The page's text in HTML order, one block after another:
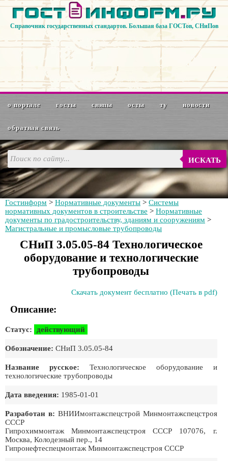
Справочник государственных стандартов. Большая база ГОСТов, СНиПов
о портале госты снипы осты ту новости
обратная связь
ИСКАТЬ
Гостинформ > Нормативные документы > Системы
нормативных документов в строительстве > Нормативные
документы по градостроительству, зданиям и сооружениям >
Магистральные и промысловые трубопроводы
СНиП 3.05.05-84 Технологическое
оборудование и технологические
трубопроводы
Скачать документ бесплатно (Печать в pdf)
Описание:
Статус: действующий
Обозначение: СНиП 3.05.05-84
Название русское: Технологическое оборудование и
технологические трубопроводы
Дата введения: 1985-01-01
Разработан в: ВНИИмонтажспецстрой Минмонтажспецстроя
СССР
Гипрохиммонтаж Минмонтажспецстроя СССР 107076, г.
Москва, Колодезный пер., 14
Гипронефтеспецмонтаж Минмонтажспецстроя СССР